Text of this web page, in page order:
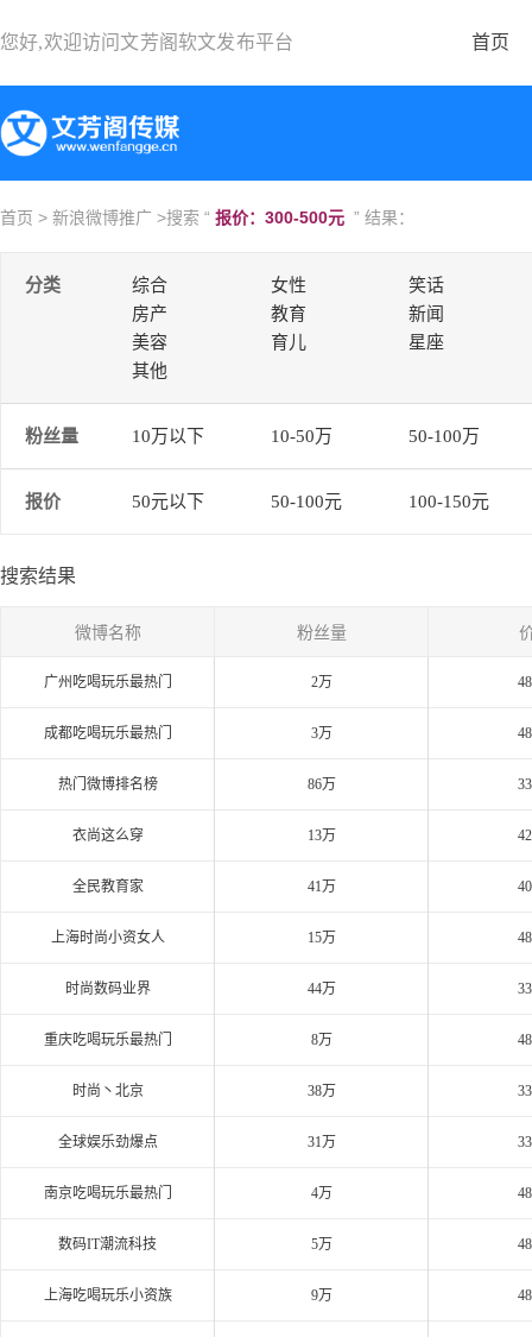
您好,欢迎访问 文芳阁软文发布平台 首页
首页 > 新浪微博推广 >搜索 “ 报价：300-500元 ” 结果：
分类 综合 女性
笑话
房产
教育
新闻
美容
育儿
星座
其他
粉丝量 10万以下 10-50万 50-100万
报价 50元以下 50-100元 100-150元
搜索结果
微博名称 粉丝量
广州吃喝玩乐最热门 2万
成都吃喝玩乐最热门 3万
热门微博排名榜 86万
衣尚这么穿 13万
全民教育家 41万
上海时尚小资女人 15万
时尚数码业界 44万
重庆吃喝玩乐最热门 8万
时尚丶北京 38万
全球娱乐劲爆点 31万
南京吃喝玩乐最热门 4万
数码IT潮流科技 5万
上海吃喝玩乐小资族 9万